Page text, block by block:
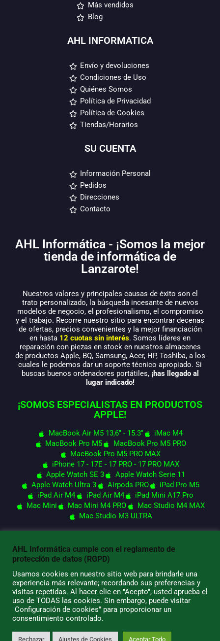
Más vendidos
Blog
AHL INFORMATICA
Envío y devoluciones
Condiciones de Uso
Quiénes Somos
Política de Privacidad
Política de Cookies
Tiendas/Horarios
SU CUENTA
Información Personal
Pedidos
Direcciones
Contacto
AHL Informática - ¡Somos la mejor
tienda de informática de
Lanzarote!
Nuestros valores y principales causas de éxito son el
trato personalizado, la búsqueda incesante de nuevos
modelos de negocio, el profesionalismo, el compromiso
y el trabajo. Recorre nuestro sitio para encontrar decenas
de ofertas, precios convenientes y la mejor financiación
en hasta 12 cuotas sin interés. Somos líderes en
reparación con piezas en stock en nuestros almacenes
de productos Apple, BQ, Samsung, Acer, HP, Toshiba, a los
cuales le podemos dar un soporte técnico apropiado. Si
buscas buenos ordenadores portátiles, ¡has llegado al
lugar indicado!
¡SOMOS ESPECIALISTAS EN PRODUCTOS
APPLE!
MacBook Air M5 13,6" - 15.3"
iMac M4
MacBook Pro M5
MacBook Pro M5 PRO
MacBook Pro M5 PRO MAX
iPhone 17 - 17E - 17 PRO - 17 PRO MAX
Apple Watch SE 3
Apple Watch Serie 11
Apple Watch Ultra 3
Airpods PRO
iPad Pro M5
iPad Air M4
iPad Air M4
iPad Mini A17 Pro
Mac Mini
Mac Mini M4 PRO
Mac Studio M4 MAX
Mac Studio M3 ULTRA
© 2026 AHL Informática
AHL Informática cumple con el reglamento de
protección de datos (RGPD)
Usamos cookies en nuestro sitio web para brindarle una
experiencia más relevante; recordando sus preferencias y
visitas repetidas. Al hacer clic en "Acepto", usted aprueba el
uso de TODAS las cookies. Sin embargo, puede visitar
"Configuración de cookies" para proporcionar un
consentimiento controlado.
Rechazar Ajustes de Cookies Aceptar Todo